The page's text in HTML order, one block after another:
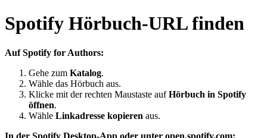
Spotify Hörbuch-URL finden
Auf Spotify for Authors:
Gehe zum Katalog.
Wähle das Hörbuch aus.
Klicke mit der rechten Maustaste aufHörbuch in Spotify
öffnen.
Wähle Linkadresse kopieren aus.
In der Spotify Desktop-App oder unter open.spotify.com: